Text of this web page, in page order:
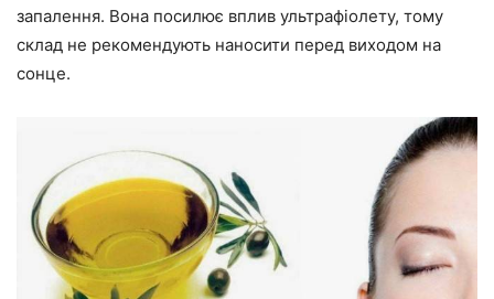
запалення. Вона посилює вплив ультрафіолету, тому
склад не рекомендують наносити перед виходом на
сонце.